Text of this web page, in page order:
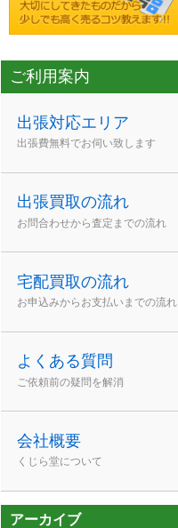
ご利用案内
出張対応エリア
出張費無料でお伺い致します
出張買取の流れ
お問合わせから査定までの流れ
宅配買取の流れ
お申込みからお支払いまでの流れ
よくある質問
ご依頼前の疑問を解消
会社概要
くじら堂について
アーカイブ